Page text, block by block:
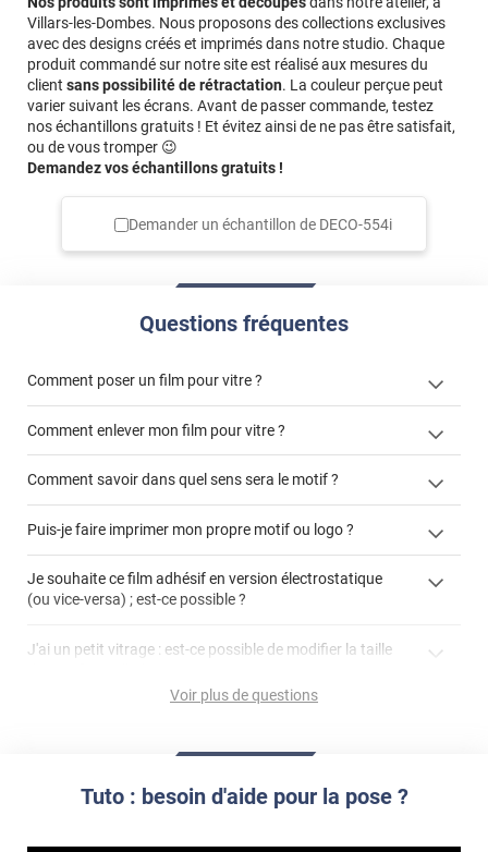
Villars-les-Dombes. Nous proposons des collections exclusives
avec des designs créés et imprimés dans notre studio. Chaque
produit commandé sur notre site est réalisé aux mesures du
client sans possibilité de rétractation. La couleur perçue peut
varier suivant les écrans. Avant de passer commande, testez
nos échantillons gratuits ! Et évitez ainsi de ne pas être satisfait,
ou de vous tromper 😉
Demandez vos échantillons gratuits !
Demander un échantillon de DECO-554i
Questions fréquentes
Comment poser un film pour vitre ?
cet article
cet
article
Comment enlever mon film pour vitre ?
enlever et stocker
Comment savoir dans quel sens sera le motif ?
Puis-je faire imprimer mon propre motif ou logo ?
personnaliser
Je souhaite ce film adhésif en version électrostatique
(ou vice-versa) ; est-ce possible ?
J'ai un petit vitrage : est-ce possible de modifier la taille
impression personnalisée
Voir plus de questions
Tuto : besoin d'aide pour la pose ?